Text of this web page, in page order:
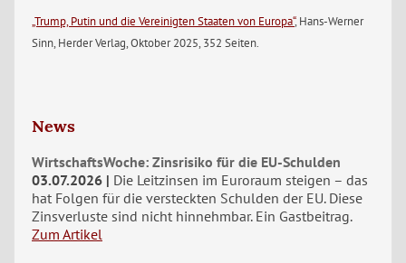
„Trump, Putin und die Vereinigten Staaten von Europa“, Hans-Werner
Sinn, Herder Verlag, Oktober 2025, 352 Seiten.
News
WirtschaftsWoche: Zinsrisiko für die EU-Schulden
03.07.2026
Die Leitzinsen im Euroraum steigen – das
hat Folgen für die versteckten Schulden der EU. Diese
Zinsverluste sind nicht hinnehmbar. Ein Gastbeitrag.
Zum Artikel